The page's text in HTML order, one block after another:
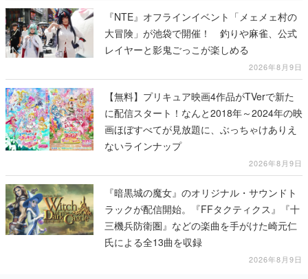
『NTE』オフラインイベント「メェメェ村の
大冒険」が池袋で開催！ 釣りや麻雀、公式
レイヤーと影鬼ごっこが楽しめる
2026年8月9日
【無料】プリキュア映画4作品がTVerで新た
に配信スタート！なんと2018年～2024年の映
画ほぼすべてが見放題に、ぶっちゃけありえ
ないラインナップ
2026年8月9日
『暗黒城の魔女』のオリジナル・サウンドト
ラックが配信開始。『FFタクティクス』『十
三機兵防衛圏』などの楽曲を手がけた崎元仁
氏による全13曲を収録
2026年8月9日